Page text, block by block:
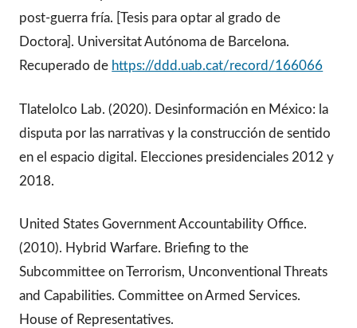
post-guerra fría. [Tesis para optar al grado de
Doctora]. Universitat Autónoma de Barcelona.
Recuperado de https://ddd.uab.cat/record/166066
Tlatelolco Lab. (2020). Desinformación en México: la
disputa por las narrativas y la construcción de sentido
en el espacio digital. Elecciones presidenciales 2012 y
2018.
United States Government Accountability Office.
(2010). Hybrid Warfare. Briefing to the
Subcommittee on Terrorism, Unconventional Threats
and Capabilities. Committee on Armed Services.
House of Representatives.